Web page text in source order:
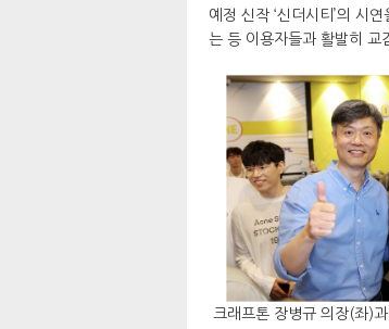
예정 신작 ‘신더시티’의 시
는 등 이용자들과 활발히 교
크래프톤 장병규 의장(좌)